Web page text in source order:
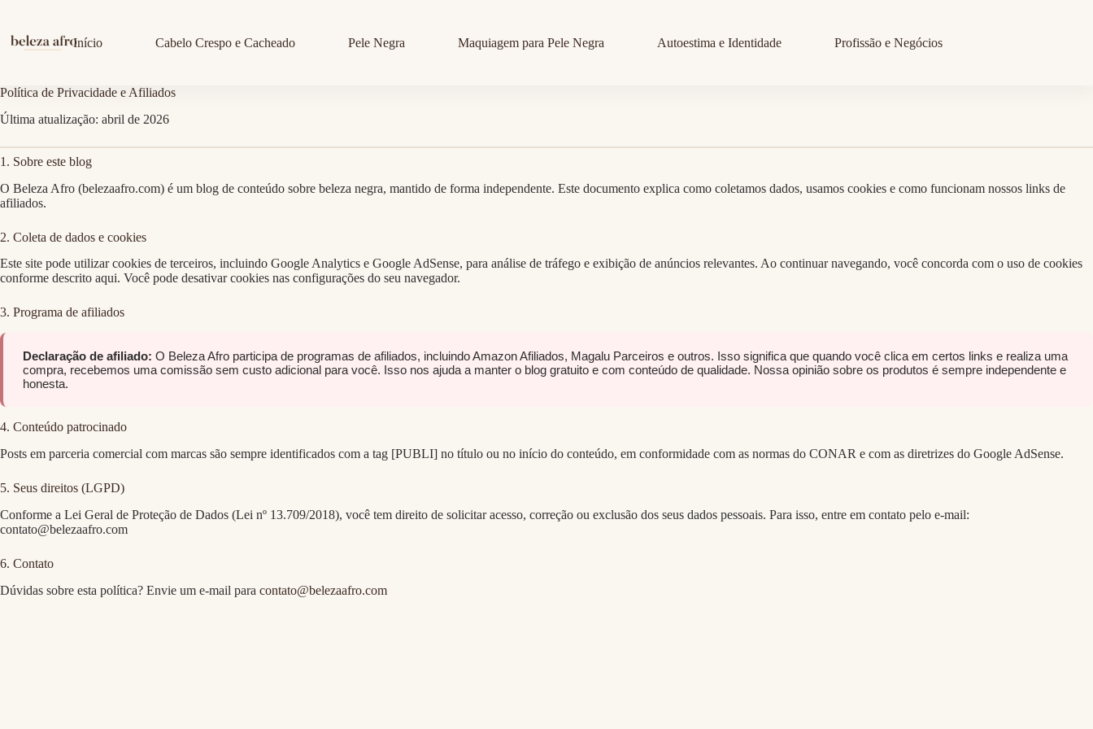
conteúdo
Início Cabelo Crespo e Cacheado Pele Negra Maquiagem para Pele Negra Autoestima e Identidade Profissão e Negócios
Política de Privacidade e Afiliados
Última atualização: abril de 2026
1. Sobre este blog
O Beleza Afro (belezaafro.com) é um blog de conteúdo sobre beleza negra, mantido de forma independente. Este documento explica como coletamos dados, usamos cookies e como funcionam nossos links de
afiliados.
2. Coleta de dados e cookies
Este site pode utilizar cookies de terceiros, incluindo Google Analytics e Google AdSense, para análise de tráfego e exibição de anúncios relevantes. Ao continuar navegando, você concorda com o uso de cookies
conforme descrito aqui. Você pode desativar cookies nas configurações do seu navegador.
3. Programa de afiliados
Declaração de afiliado: O Beleza Afro participa de programas de afiliados, incluindo Amazon Afiliados, Magalu Parceiros e outros. Isso significa que quando você clica em certos links e realiza uma
compra, recebemos uma comissão sem custo adicional para você. Isso nos ajuda a manter o blog gratuito e com conteúdo de qualidade. Nossa opinião sobre os produtos é sempre independente e
honesta.
4. Conteúdo patrocinado
Posts em parceria comercial com marcas são sempre identificados com a tag [PUBLI] no título ou no início do conteúdo, em conformidade com as normas do CONAR e com as diretrizes do Google AdSense.
5. Seus direitos (LGPD)
Conforme a Lei Geral de Proteção de Dados (Lei nº 13.709/2018), você tem direito de solicitar acesso, correção ou exclusão dos seus dados pessoais. Para isso, entre em contato pelo e-mail:
contato@belezaafro.com
6. Contato
Dúvidas sobre esta política? Envie um e-mail para contato@belezaafro.com